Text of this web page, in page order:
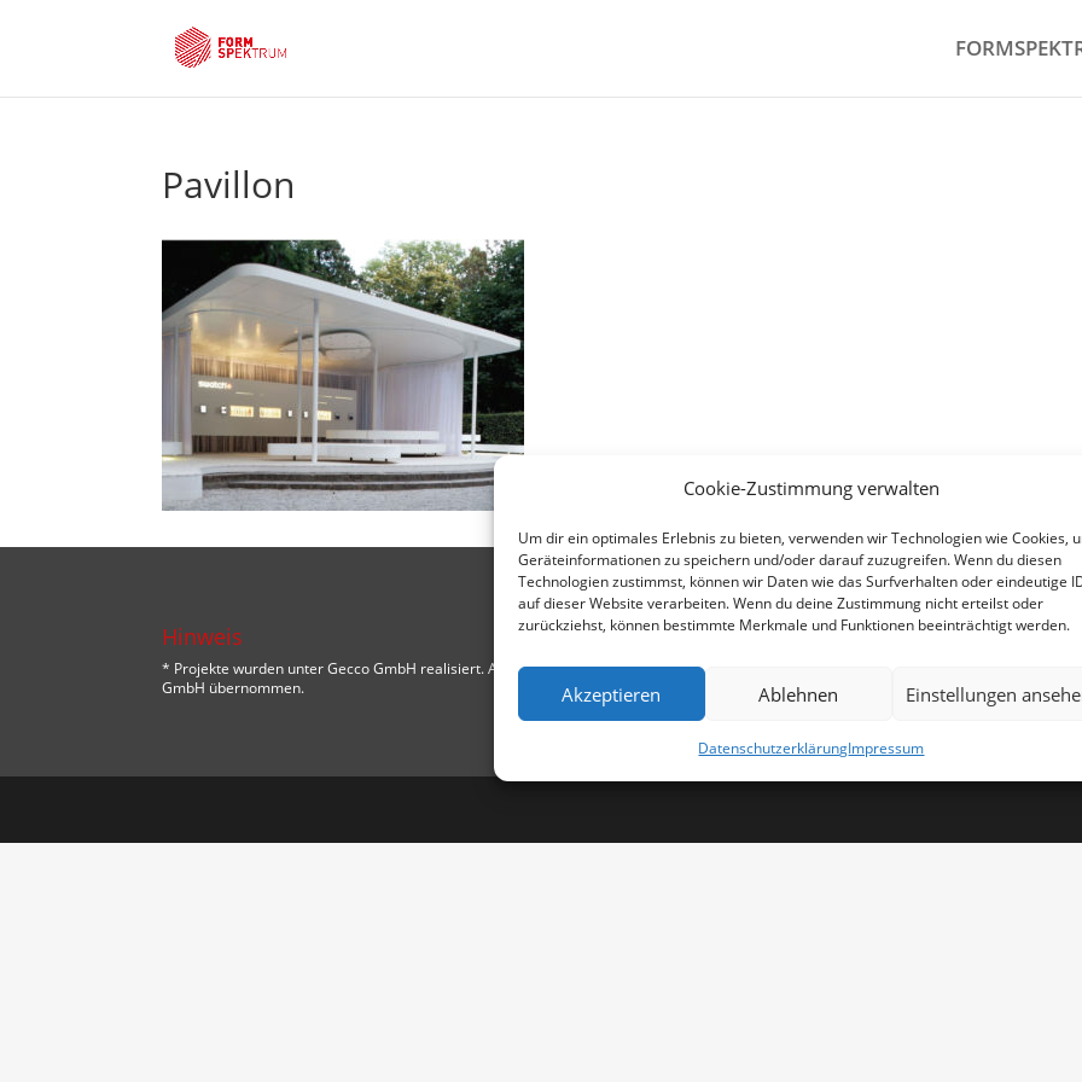
Cookie-Zustimmung verwalten
Um dir ein optimales Erlebnis zu bieten, verwenden wir Technologien wie Cookies,
Geräteinformationen zu speichern und/oder darauf zuzugreifen. Wenn du diesen
Technologien zustimmst, können wir Daten wie das Surfverhalten oder eindeutige
auf dieser Website verarbeiten. Wenn du deine Zustimmung nicht erteilst oder
zurückziehst, können bestimmte Merkmale und Funktionen beeinträchtigt werden.
Akzeptieren Ablehnen Einstellungen
DatenschutzerklärungImpressum
Pavillon
Hinweis
* Projekte wurden unter Gecco GmbH realisiert. Alle Rechte wurden von FORMSPEKTRUM
GmbH übernommen.
Impressum
Datenschutzerklärung